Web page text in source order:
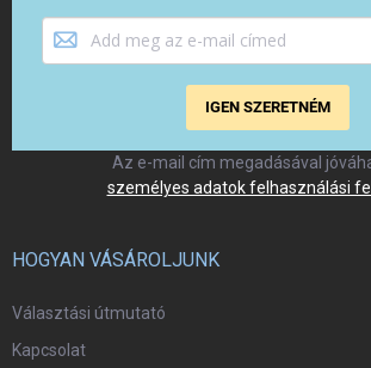
IGEN SZERETNÉM
Az e-mail cím megadásával
személyes adatok felhasználási
HOGYAN VÁSÁROLJUNK
Választási útmutató
Kapcsolat